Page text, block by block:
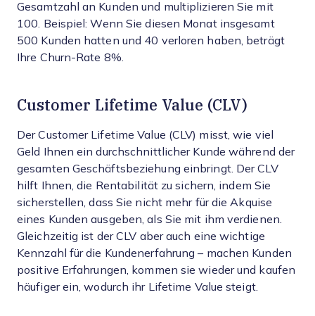
Gesamtzahl an Kunden und multiplizieren Sie mit
100. Beispiel: Wenn Sie diesen Monat insgesamt
500 Kunden hatten und 40 verloren haben, beträgt
Ihre Churn-Rate 8%.
Customer Lifetime Value (CLV)
Der Customer Lifetime Value (CLV) misst, wie viel
Geld Ihnen ein durchschnittlicher Kunde während der
gesamten Geschäftsbeziehung einbringt. Der CLV
hilft Ihnen, die Rentabilität zu sichern, indem Sie
sicherstellen, dass Sie nicht mehr für die Akquise
eines Kunden ausgeben, als Sie mit ihm verdienen.
Gleichzeitig ist der CLV aber auch eine wichtige
Kennzahl für die Kundenerfahrung – machen Kunden
positive Erfahrungen, kommen sie wieder und kaufen
häufiger ein, wodurch ihr Lifetime Value steigt.